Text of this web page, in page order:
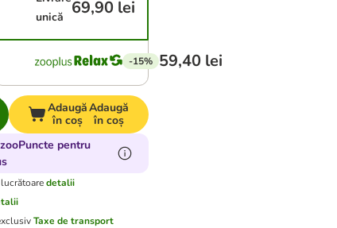
unică
69,90 lei
-15% 59,40 lei
Adaugă
în coș
Adaugă
în coș
pentru
detalii
Taxe de transport